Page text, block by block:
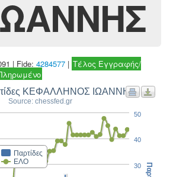
| Fide: 4284577 | Τέλος Εγγραφής/
ΚΕΦΑΛΛΗΝΟΣ ΙΩΑΝΝΗΣ
Source: chessfed.gr
Παρτίδες
ΕΛΟ
30
40
50